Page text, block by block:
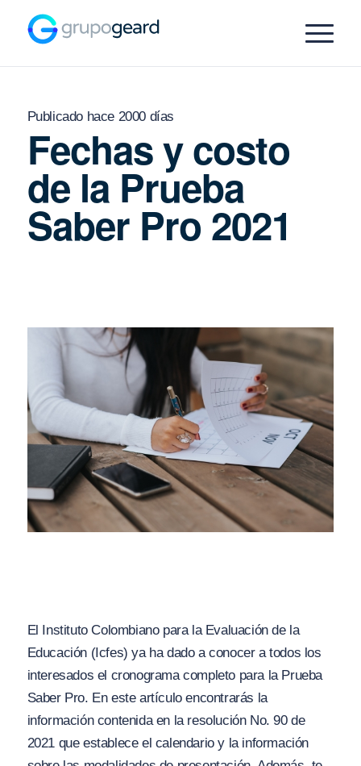
Publicado hace 2000 días
Fechas y costo
de la Prueba
Saber Pro 2021
El Instituto Colombiano para la Evaluación de la
Educación (Icfes) ya ha dado a conocer a todos los
interesados el cronograma completo para la Prueba
Saber Pro. En este artículo encontrarás la
información contenida en la resolución No. 90 de
2021 que establece el calendario y la información